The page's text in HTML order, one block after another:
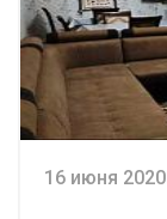
16 июня 2020